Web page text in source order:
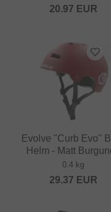
20.97 EUR
Evolve "Curb Evo"
Helm - Matt
0.4 kg
29.37 EUR